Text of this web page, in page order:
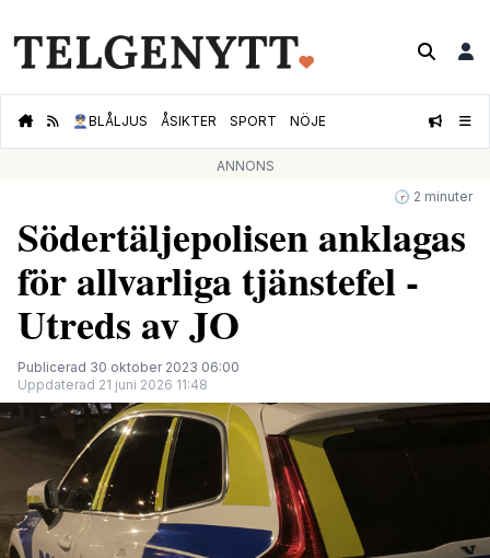
👮🏻‍♂️BLÅLJUS ÅSIKTER SPORT NÖJE
ANNONS
🕝 2 minuter
Södertäljepolisen anklagas
för allvarliga tjänstefel -
Utreds av JO
Publicerad 30 oktober 2023 06:00
Uppdaterad 21 juni 2026 11:48